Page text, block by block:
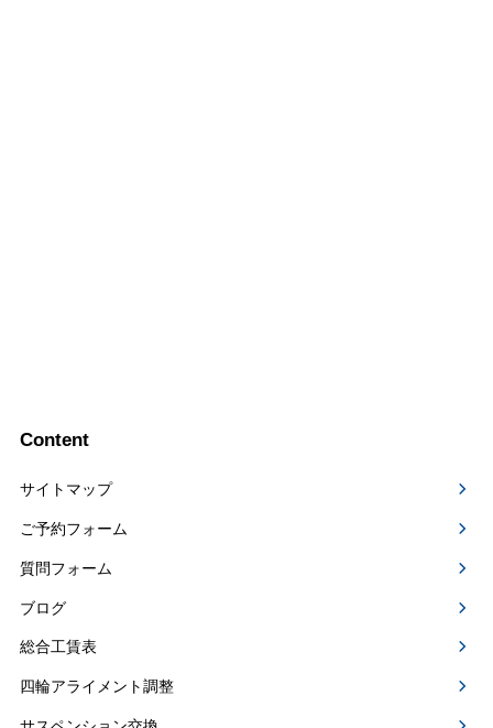
Content
サイトマップ
ご予約フォーム
質問フォーム
ブログ
総合工賃表
四輪アライメント調整